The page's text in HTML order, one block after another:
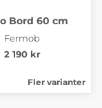
Bord 60 cm
Fermob
2 190 kr
Fler varianter